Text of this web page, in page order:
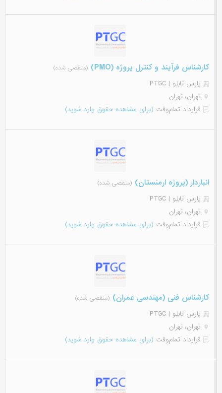
کارشناس فرآیند و کنترل پروژه (PMO) (منقضی شده)
پارس تابلو | PTGC
تهران، تهران
قرارداد تمام‌وقت (برای مشاهده حقوق وارد شوید)
انباردار (پروژه ارمنستان) (منقضی شده)
پارس تابلو | PTGC
تهران، تهران
قرارداد تمام‌وقت (برای مشاهده حقوق وارد شوید)
کارشناس فنی (مهندسی عمران) (منقضی شده)
پارس تابلو | PTGC
تهران، تهران
قرارداد تمام‌وقت (برای مشاهده حقوق وارد شوید)